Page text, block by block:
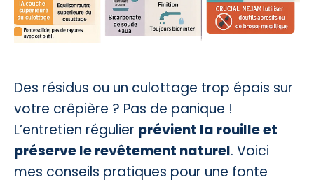
Des résidus ou un culottage trop épais sur
votre crêpière ? Pas de panique !
L’entretien régulier prévient la rouille et
préserve le revêtement naturel. Voici
mes conseils pratiques pour une fonte